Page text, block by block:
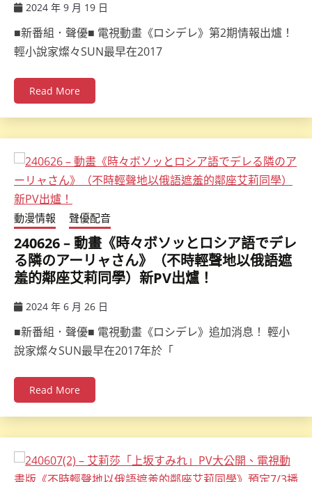
2024 年 9 月 19 日
■新番組．聲優■ 電視動畫《ロシデレ》第2期情報出爐！
輕小說家燦々SUN最早在2017
Read More
動漫情報 聲優配音
240626 – 動畫《時々ボソッとロシア語でデレ
る隣のアーリャさん》（不時輕聲地以俄語遮
羞的鄰座艾莉同學）新PV出爐！
2024 年 6 月 26 日
■新番組．聲優■ 電視動畫《ロシデレ》追加消息！ 輕小
說家燦々SUN最早在2017年於「
Read More